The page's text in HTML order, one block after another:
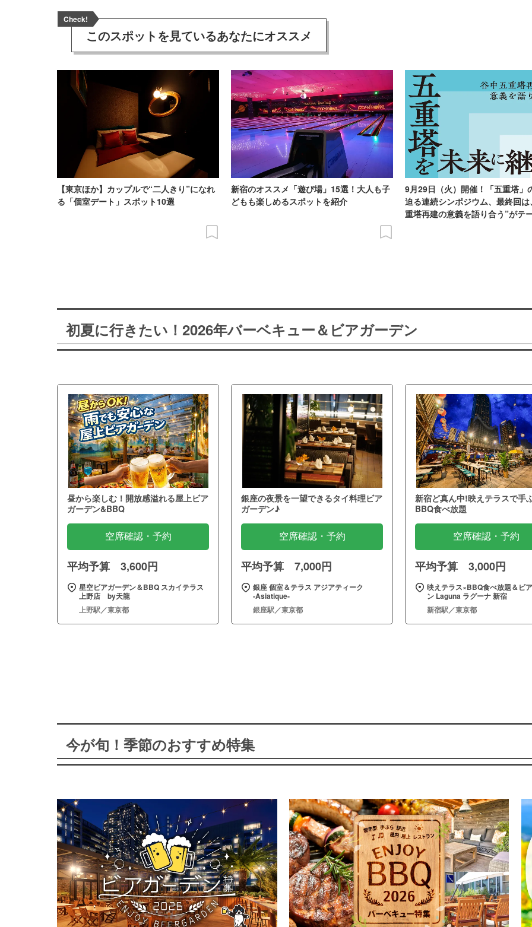
Check!
このスポットを見ているあなたにオススメ
【東京ほか】カップルで“二人きり”になれ
る「個室デート」スポット10選
新宿のオススメ「遊び場」15選！大人も子
どもも楽しめるスポットを紹介
9月29日（火）開催！「五重塔」
迫る連続シンポジウム、最終回は
重塔再建の意義を語り合う”がテ
初夏に行きたい！2026年バーベキュー＆ビアガーデン
昼から楽しむ！開放感溢れる屋上ビア
ガーデン&BBQ
空席確認・予約
平均予算 3,600円
星空ビアガーデン＆BBQ スカイテラス
上野店 by天龍
上野駅／東京都
銀座の夜景を一望できるタイ料理ビア
ガーデン♪
空席確認・予約
平均予算 7,000円
銀座 個室＆テラス アジアティーク
‐Asiatique‐
銀座駅／東京都
新宿ど真ん中!映えテラスで手
BBQ食べ放題
空席確認・予約
平均予算 3,000円
映えテラス×BBQ食べ放題＆ビ
ン Laguna ラグーナ 新宿
新宿駅／東京都
今が旬！季節のおすすめ特集